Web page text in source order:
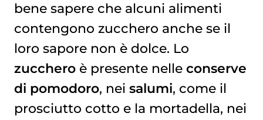
bene sapere che alcuni alimenti
contengono zucchero anche se il
loro sapore non è dolce. Lo
zuccheroè presente nelle conserve
di pomodoro, nei salumi, come il
prosciutto cotto e la mortadella, nei